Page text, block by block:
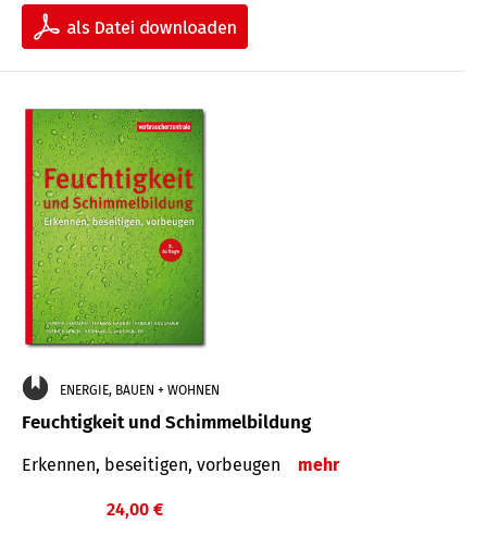
ENERGIE, BAUEN + WOHNEN
Feuchtigkeit und Schimmelbildung
Erkennen, beseitigen, vorbeugen mehr
24,00 €